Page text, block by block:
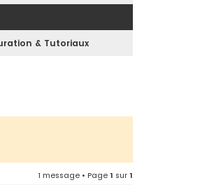
& Tutoriaux
1 message • Page1 sur1